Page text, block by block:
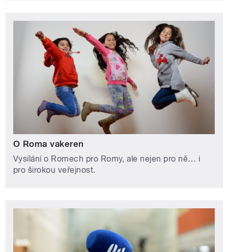
O Roma vakeren
Vysílání o Romech pro Romy, ale nejen pro ně… i
pro širokou veřejnost.